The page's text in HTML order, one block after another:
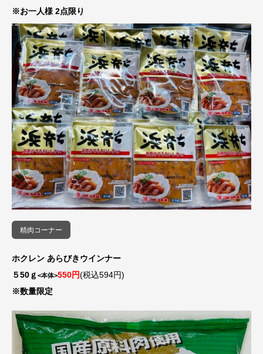
※お一人様 2点限り
精肉コーナー
ホクレン あらびきウインナー
５50ｇ <本体>550円(税込594円)
※数量限定